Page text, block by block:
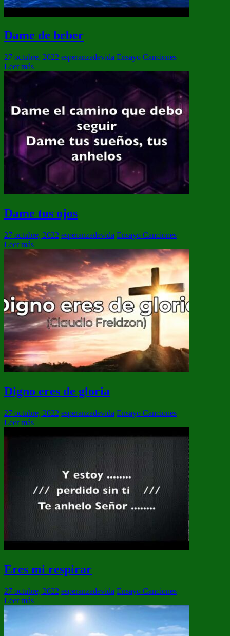
Dame de beber
27 octubre, 2022 esperanzadevida Ensayo Canciones
Leer más
Dame tus ojos
27 octubre, 2022 esperanzadevida Ensayo Canciones
Leer más
Digno eres de gloria
27 octubre, 2022 esperanzadevida Ensayo Canciones
Leer más
Eres mi respirar
27 octubre, 2022 esperanzadevida Ensayo Canciones
Leer más